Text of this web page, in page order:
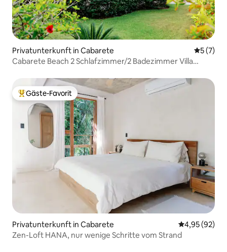
Privatunterkunft in Cabarete
5 (7)
Cabarete Beach 2 Schlafzimmer/2 Badezimmer Villa
Beliebter Gäste-Favorit.
Gäste-Favorit
Privatunterkunft in Cabarete
4,95 (92)
Zen-Loft HANA, nur wenige Schritte vom Strand